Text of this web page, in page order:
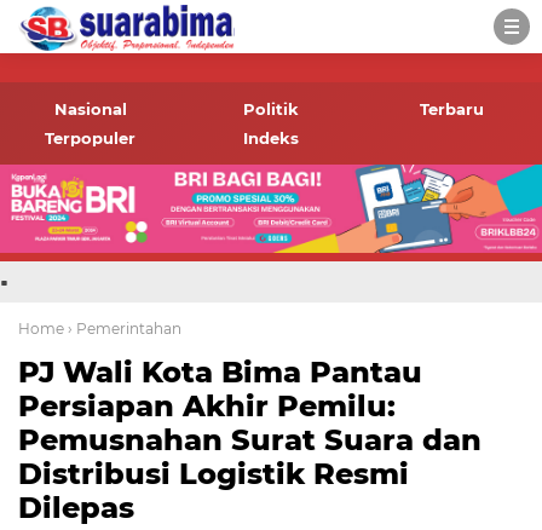
-->
informasi terbaru tentang
Bima dan daerah sekitar
Nasional Politik
Terbaru
Terpopuler
Indeks
.
Home › Pemerintahan
PJ Wali Kota Bima Pantau
Persiapan Akhir Pemilu:
Pemusnahan Surat Suara dan
Distribusi Logistik Resmi
Dilepas